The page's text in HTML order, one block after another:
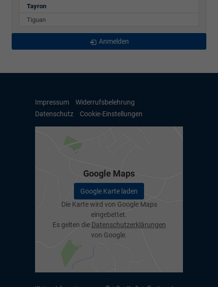
Tayron
Tiguan
Anmelden
Impressum
Widerrufsbelehrung
Datenschutz
Cookie-Einstellungen
Google Maps
Google Karte laden
Die Karte wird von Google Maps
eingebettet.
Es gelten die Datenschutzerklärungen
von Google.